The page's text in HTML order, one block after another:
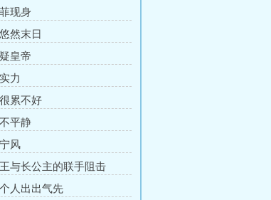
现身
然末日
皇帝
力
累不好
平静
风
与长公主的联手阻击
人出出气先